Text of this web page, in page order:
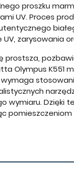
proszku
UV. Proces
zarysowania
Olympus K551
wymiaru. Dzięki
pomieszczeniom